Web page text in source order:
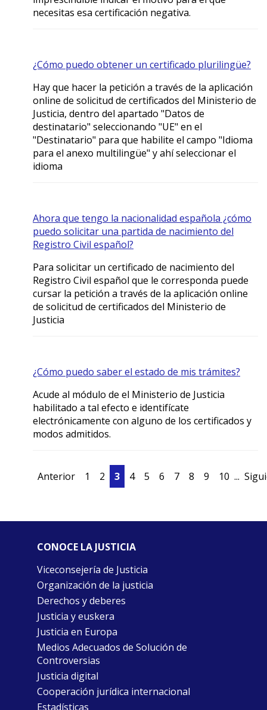
necesitas esa certificación negativa.
¿Cómo puedo obtener un certificado plurilingüe?
Hay que hacer la petición a través de la aplicación
online de solicitud de certificados del Ministerio de
Justicia, dentro del apartado "Datos de
destinatario" seleccionando "UE" en el
"Destinatario" para que habilite el campo "Idioma
para el anexo multilingüe" y ahí seleccionar el
idioma
Ahora que tengo la nacionalidad española ¿cómo
puedo solicitar una partida de nacimiento del
Registro Civil español?
Para solicitar un certificado de nacimiento del
Registro Civil español que le corresponda puede
cursar la petición a través de la aplicación online
de solicitud de certificados del Ministerio de
Justicia
¿Cómo puedo saber el estado de mis trámites?
Acude al módulo de el Ministerio de Justicia
habilitado a tal efecto e identifícate
electrónicamente con alguno de los certificados y
modos admitidos.
Anterior 1 2 3 4 5 6 7 8 9 10 ...
CONOCE LA JUSTICIA
Viceconsejería de Justicia
Organización de la justicia
Derechos y deberes
Justicia y euskera
Justicia en Europa
Medios Adecuados de Solución de
Controversias
Justicia digital
Cooperación jurídica internacional
Estadísticas